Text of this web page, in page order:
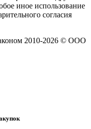
иное использование
согласия
2010-2026 © ООО